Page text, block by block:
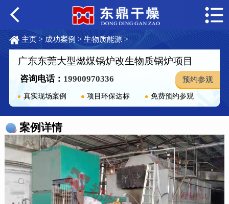
主页> 成功案例 > 生物质能源>
广东东莞大型燃煤锅炉改生物质锅炉项目
咨询电话： 19900970336
真实现场案例 项目环保达标 免费预约参观
预约参观
案例详情